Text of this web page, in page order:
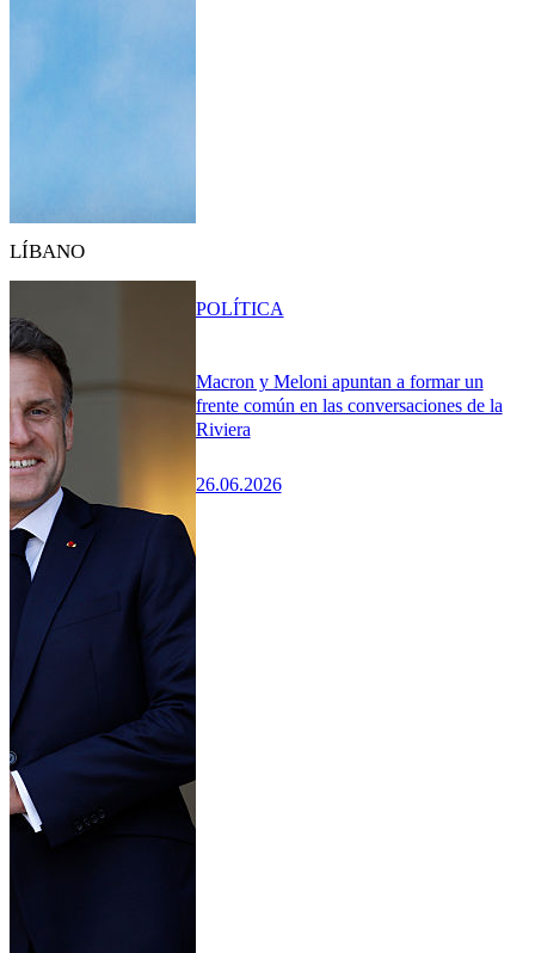
LÍBANO
Macron y Meloni apuntan a formar un
frente común en las conversaciones de la
Riviera
26.06.2026
POLÍTICA